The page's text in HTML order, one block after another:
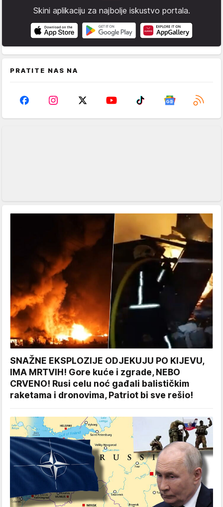
Skini aplikaciju za najbolje iskustvo portala.
PRATITE NAS NA
SNAŽNE EKSPLOZIJE ODJEKUJU PO KIJEVU,
IMA MRTVIH! Gore kuće i zgrade, NEBO
CRVENO! Rusi celu noć gađali balističkim
raketama i dronovima, Patriot bi sve rešio!